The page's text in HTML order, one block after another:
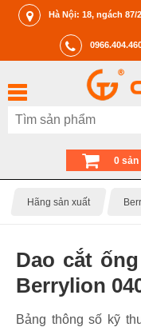
Hà Nội: 18, ngách 87/
0 sản
Hãng sản xuất
Dao cắt
Berrylion
Bảng thông số kỹ